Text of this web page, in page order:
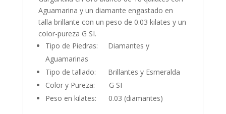
Aguamarina y un diamante engastado en
talla brillante con un peso de 0.03 kilates y un
color-pureza G SI.
Tipo de Piedras: Diamantes y
Aguamarinas
Tipo de tallado: Brillantes y Esmeralda
Color y Pureza: G SI
Peso en kilates: 0.03 (diamantes)